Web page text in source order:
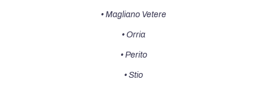
• Magliano Vetere
• Orria
• Perito
• Stio